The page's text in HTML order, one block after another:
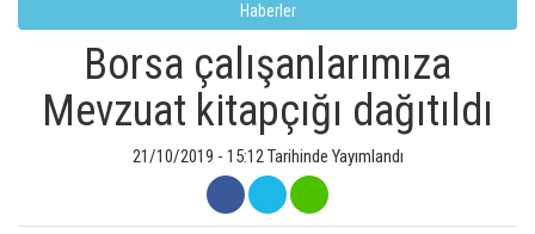
BORSAMIZ
İSTATISTIKLER
Haberler
Borsa çalışanlarımıza
Mevzuat kitapçığı dağıtıldı
21/10/2019 - 15:12 Tarihinde Yayımlandı